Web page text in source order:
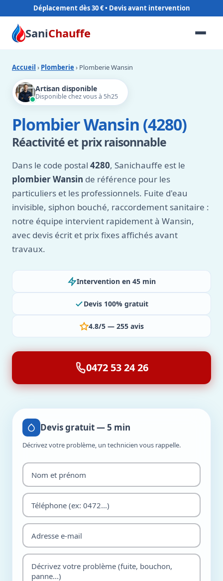
Déplacement dès 30 €
SaniChauffe
Accueil › Plomberie › Plomberie Wansin
Artisan disponible
Disponible chez vous à 5h25
Plombier Wansin (4280)
Réactivité et prix raisonnable
Dans le code postal 4280, Sanichauffe est le
plombier Wansin de référence pour les
particuliers et les professionnels. Fuite d'eau
invisible, siphon bouché, raccordement sanitaire :
notre équipe intervient rapidement à Wansin,
avec devis écrit et prix fixes affichés avant
travaux.
Intervention en 45 min
Devis 100% gratuit
4.8/5 — 255 avis
0472 53 24 26
Devis gratuit — 5 min
Décrivez votre problème, un technicien vous rappelle.